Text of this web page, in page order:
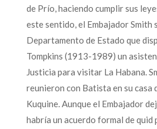
de Prío, haciendo cumplir sus
este sentido, el Embajador Smith
Departamento de Estado que
Tompkins (1913-1989) un
Justicia para visitar La Habana.
reunieron con Batista en su casa
Kuquine. Aunque el Embajador
habría un acuerdo formal de quid